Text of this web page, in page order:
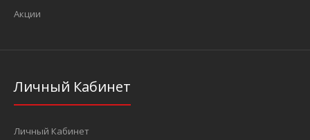
Акции
Личный Кабинет
Личный Кабинет